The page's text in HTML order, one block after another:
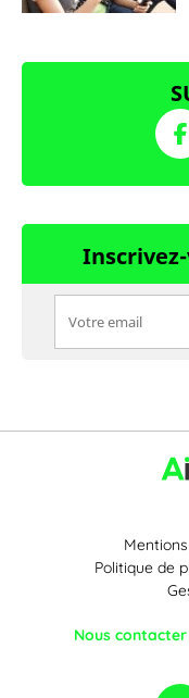
Politique de
Nous contacter